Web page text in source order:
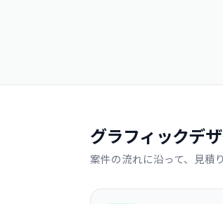
グラフィックデ
案件の流れに沿って、見